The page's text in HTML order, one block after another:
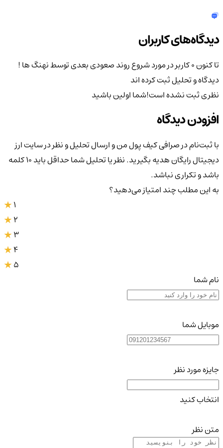
دیدگاه‌های کاربران
تا کنون 0 کاربر در مورد
شروع روند صعودی بعدی توسط نهنگ ها !
دیدگاه و تحلیل ثبت کرده اند
نظری ثبت نشده است!شما اولین باشید
افزودن دیدگاه
با ثبت‌نام در صرافی کیف پول من و ارسال تحلیل و نظر در سایت ارز
دیجیتال رایگان هدیه بگیرید. نظر یا تحلیل شما حداقل باید ۱۰ کلمه
باشد و تکراری نباشد.
به این مطلب چند امتیاز می‌دهید؟
3
4
5
نام شما
موبایل شما
جایزه مورد نظر
انتخاب کنید
متن نظر